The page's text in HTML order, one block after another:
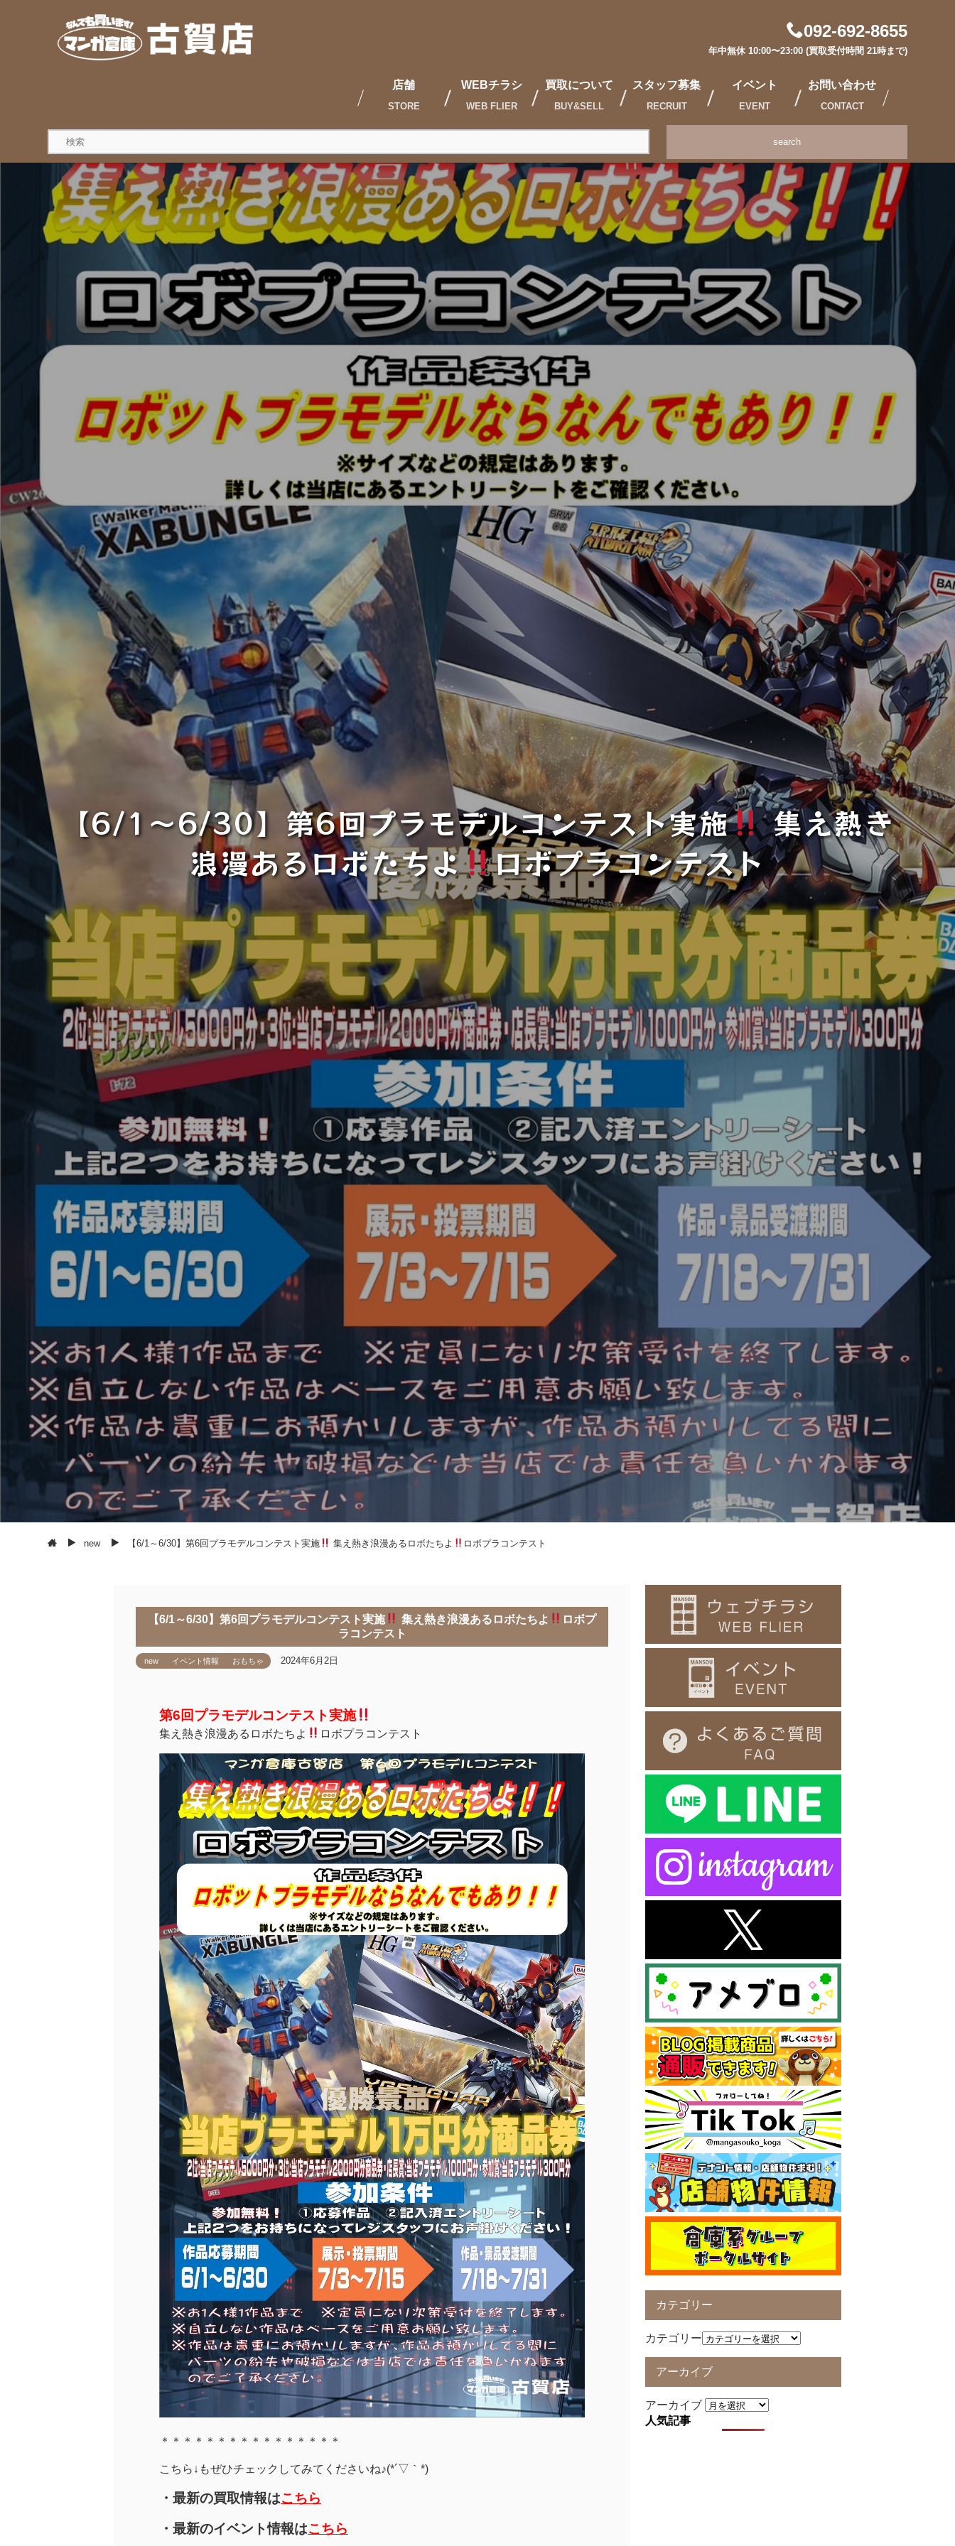
092-692-8655
年中無休 10:00〜23:00 (買取受付時間 21時まで)
店舗
STORE
WEBチラシ
WEB FLIER
買取について
BUY&SELL
スタッフ募集
RECRUIT
イベント
EVENT
お問い合わせ
CONTACT
search
【6/1～6/30】第6回プラモデルコンテスト実施
集え熱き
浪漫あるロボたちよ
ロボプラコンテスト
new 【6/1～6/30】第6回プラモデルコンテスト実施 集え熱き浪漫あるロボたちよ ロボプラコンテスト
【6/1～6/30】第6回プラモデルコンテスト実施 集え熱き浪漫あるロボたちよ
ロボプ
ラコンテスト
new イベント情報 おもちゃ 2024年6月2日
第6回プラモデルコンテスト実施
集え熱き浪漫あるロボたちよ ロボプラコンテスト
＊＊＊＊＊＊＊＊＊＊＊＊＊＊＊＊
こちら↓もぜひチェックしてみてくださいね♪(*´▽｀*)
・最新の買取情報はこちら
・最新のイベント情報はこちら
カテゴリー
カテゴリー
アーカイブ
アーカイブ
人気記事